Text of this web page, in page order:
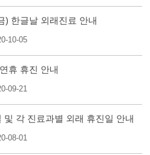
) 한글날 외래진료 안내
10-05
휴 휴진 안내
09-21
및 각 진료과별 외래 휴진일 안내
08-01